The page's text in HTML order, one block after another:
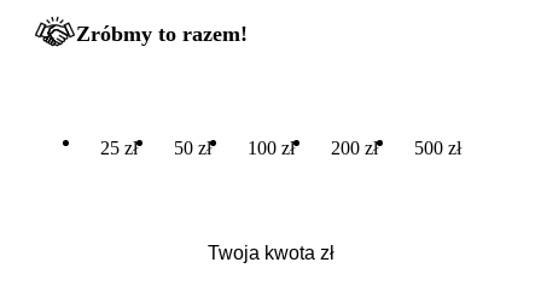
Zróbmy to razem!
25 zł 50 zł 100 zł 200 zł 500 zł